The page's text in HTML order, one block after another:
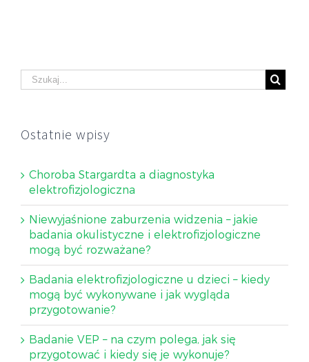
Ostatnie wpisy
Choroba Stargardta a diagnostyka
elektrofizjologiczna
Niewyjaśnione zaburzenia widzenia – jakie
badania okulistyczne i elektrofizjologiczne
mogą być rozważane?
Badania elektrofizjologiczne u dzieci – kiedy
mogą być wykonywane i jak wygląda
przygotowanie?
Badanie VEP – na czym polega, jak się
przygotować i kiedy się je wykonuje?